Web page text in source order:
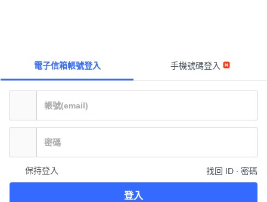
電子信箱帳號登入 手機號碼登入
保持登入 找回 ID ∙ 密碼
登入